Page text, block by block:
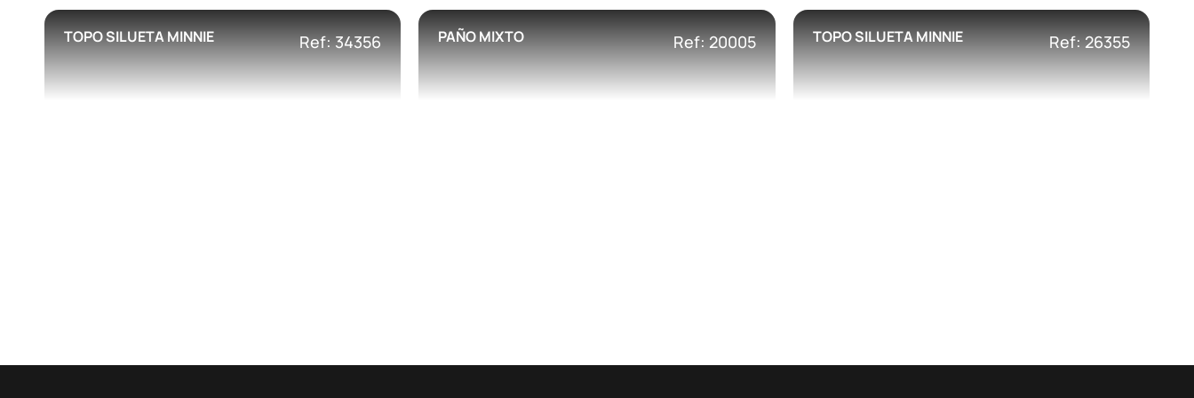
TOPO SILUETA MINNIE Ref: 34356 PAÑO MIXTO Ref: 20005 TOPO SILUETA MINNIE Ref: 26355